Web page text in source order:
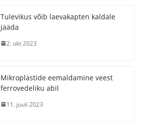
Tulevikus võib laevakapten kaldale
jääda
2. okt 2023
Mikroplastide eemaldamine veest
ferrovedeliku abil
11. juuli 2023